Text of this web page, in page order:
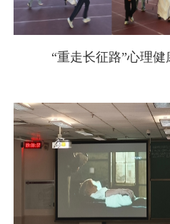
“重走长征路”心理